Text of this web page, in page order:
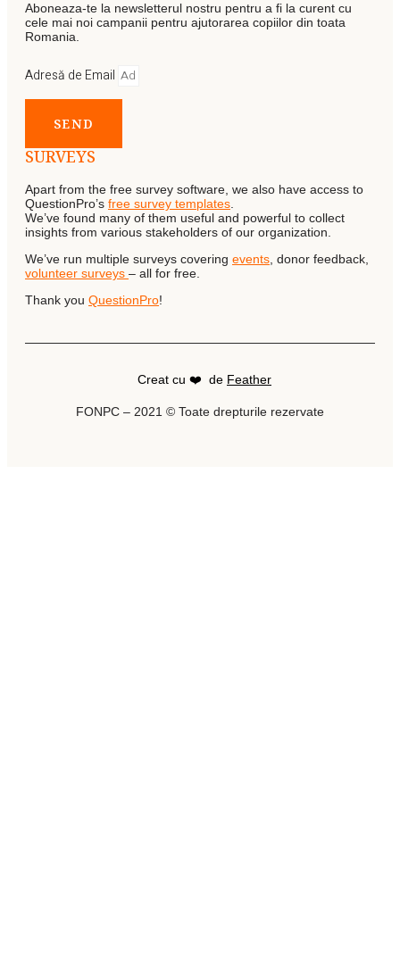
Aboneaza-te la newsletterul nostru pentru a fi la curent cu
cele mai noi campanii pentru ajutorarea copiilor din toata
Romania.
Adresă de Email
SEND
SURVEYS
Apart from the free survey software, we also have access to
QuestionPro’s free survey templates.
We’ve found many of them useful and powerful to collect
insights from various stakeholders of our organization.
We’ve run multiple surveys covering events, donor feedback,
volunteer surveys – all for free.
Thank you QuestionPro!
Creat cu ❤️ de Feather
FONPC – 2021 © Toate drepturile rezervate